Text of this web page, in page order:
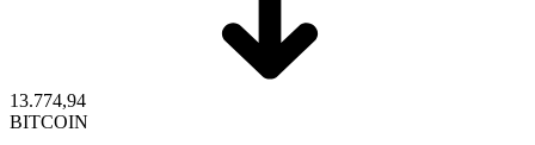
13.774,94
BITCOIN